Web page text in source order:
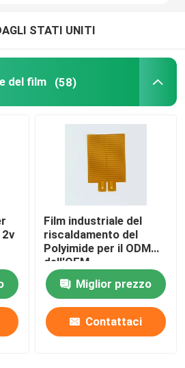
STATI UNITI
del film (58)
Film industriale del
riscaldamento del
Polyimide per il ODM
dell'OEM
automobilistico della
batteria al litio di
energia
Miglior prezzo
Contattaci